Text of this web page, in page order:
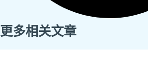
更多相关文章